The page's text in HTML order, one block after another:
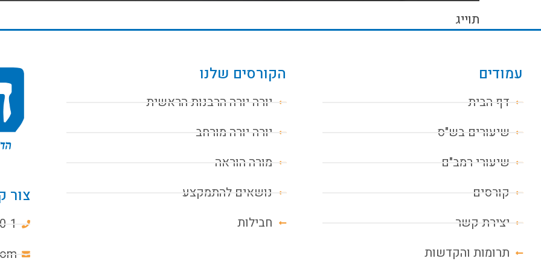
תוייג
עמודים
דף הבית
שיעורים בש"ס
שיעורי רמב"ם
קורסים
יצירת קשר
תרומות והקדשות
הקורסים שלנו
יורה יורה הרבנות הראשית
יורה יורה מורחב
מורה הוראה
נושאים להתמקצע
חבילות
צור
1